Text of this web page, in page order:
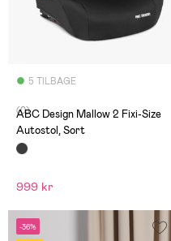
5 TILBAGE
(0)
ABC Design Mallow 2 Fixi-Size
Autostol, Sort
999 kr
-36%